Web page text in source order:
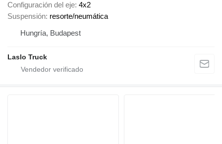
Configuración del eje 4x2
Suspensión resorte/neumática
Hungría, Budapest
Laslo Truck